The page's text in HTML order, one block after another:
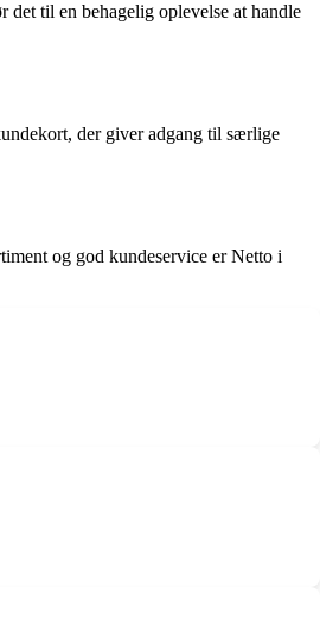
til en behagelig oplevelse at handle
der giver adgang til særlige
og god kundeservice er Netto i